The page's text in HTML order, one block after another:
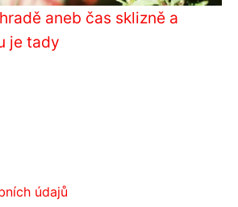
aneb čas sklizně a
je tady
údajů